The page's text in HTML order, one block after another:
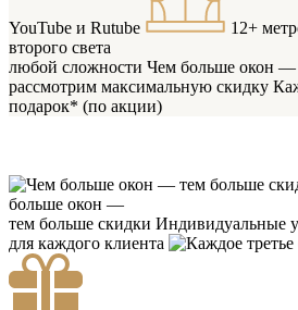
YouTube и Rutube 12+
второго света
любой сложности Чем больше окон —
рассмотрим максимальную скидку
подарок* (по акции)
больше окон —
тем больше скидки Индивидуальные
для каждого клиента